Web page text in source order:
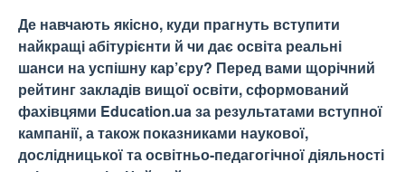
Де навчають якісно, куди прагнуть вступити
найкращі абітурієнти й чи дає освіта реальні
шанси на успішну кар’єру? Перед вами щорічний
рейтинг закладів вищої освіти, сформований
фахівцями Education.ua за результатами вступної
кампанії, а також показниками наукової,
дослідницької та освітньо-педагогічної діяльності